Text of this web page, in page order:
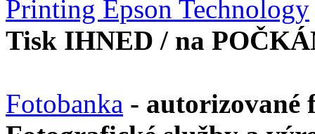
Printing Epson Technology
Tisk IHNED / na
Fotobanka - autorizované